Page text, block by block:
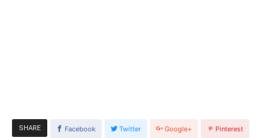
SHARE Facebook Twitter Google+ Pinterest